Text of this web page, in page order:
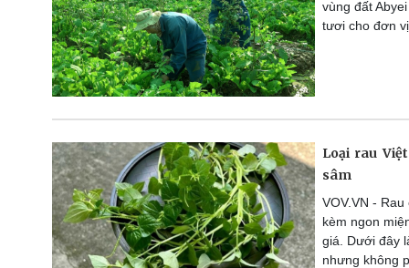
vùng đất
tươi cho đơn
Loại rau
sâm
VOV.VN -
kèm ngon
giá. Dưới đây
nhưng không